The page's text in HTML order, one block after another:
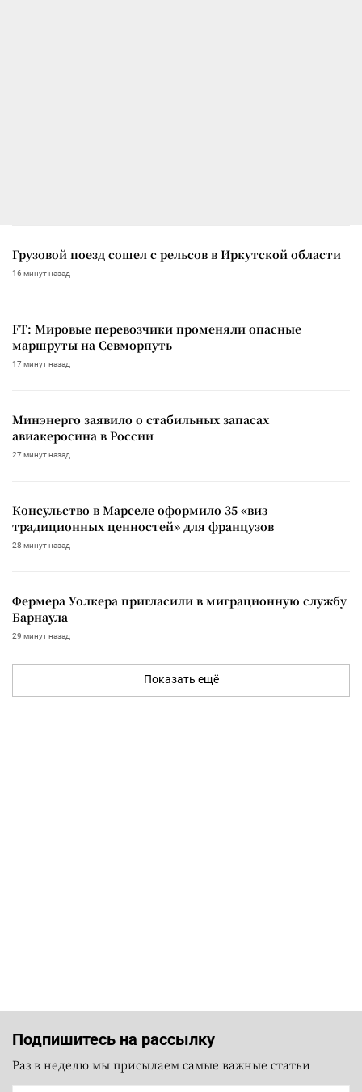
Грузовой поезд сошел с рельсов в Иркутской области
16 минут назад
FT: Мировые перевозчики променяли опасные
маршруты на Севморпуть
17 минут назад
Минэнерго заявило о стабильных запасах
авиакеросина в России
27 минут назад
Консульство в Марселе оформило 35 «виз
традиционных ценностей» для французов
28 минут назад
Фермера Уолкера пригласили в миграционную службу
Барнаула
29 минут назад
Показать ещё
Подпишитесь на рассылку
Раз в неделю мы присылаем самые важные статьи